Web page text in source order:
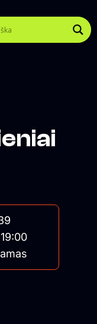
19:00